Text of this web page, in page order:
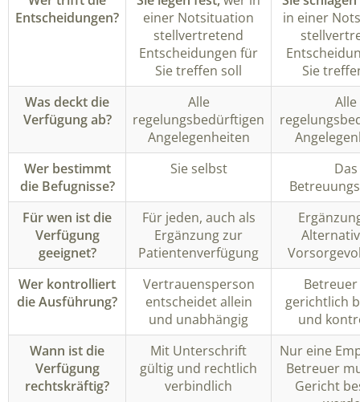
Entscheidungen?
einer Notsituation
stellvertretend
Entscheidungen für
Sie treffen soll
in einer
Sie
Was deckt die
Verfügung ab?
Alle
regelungsbedürftigen
Angelegenheiten
Alle
Wer bestimmt
die Befugnisse?
Sie selbst
Das
Für wen ist die
Verfügung
geeignet?
Für jeden, auch als
Ergänzung zur
Patientenverfügung
Wer kontrolliert
die Ausführung?
Vertrauensperson
entscheidet allein
und unabhängig
gerichtlich
und
Wann ist die
Verfügung
rechtskräftig?
Mit Unterschrift
gültig und rechtlich
verbindlich
Nur eine
Betreuer
Gericht